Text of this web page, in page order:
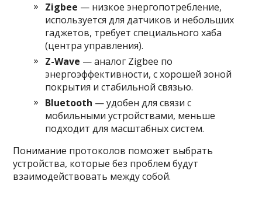
Zigbee — низкое энергопотребление,
используется для датчиков и небольших
гаджетов, требует специального хаба
(центра управления).
Z-Wave — аналог Zigbee по
энергоэффективности, с хорошей зоной
покрытия и стабильной связью.
Bluetooth — удобен для связи с
мобильными устройствами, меньше
подходит для масштабных систем.
Понимание протоколов поможет выбрать
устройства, которые без проблем будут
взаимодействовать между собой.